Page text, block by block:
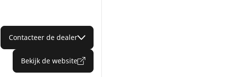
Contacteer de dealer
Bekijk de website